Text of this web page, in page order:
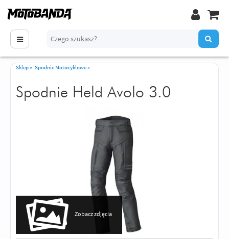
Sklep» Spodnie Motocyklowe»
Spodnie Held Avolo 3.0
Zobacz zdjęcia